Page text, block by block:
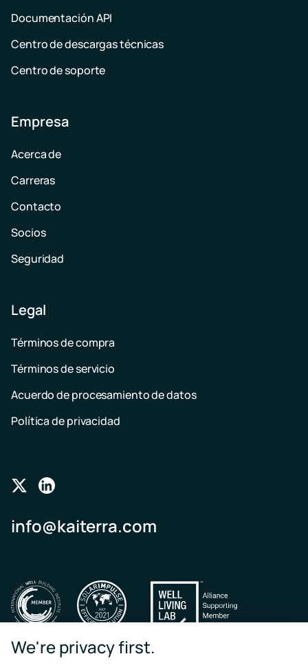
We're privacy first.
Documentación API
Centro de descargas técnicas
Centro de soporte
Empresa
Acerca de
Carreras
Contacto
Socios
Seguridad
Legal
Términos de compra
Términos de servicio
Acuerdo de procesamiento de datos
Política de privacidad
on
Twitter
on
LinkedIn
info@kaiterra.com